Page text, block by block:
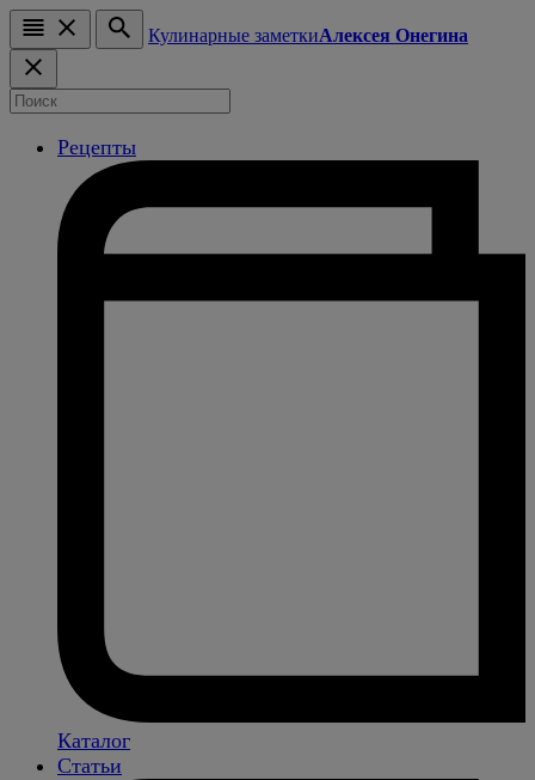
Кулинарные заметкиАлексея Онегина
Рецепты
Каталог
Статьи